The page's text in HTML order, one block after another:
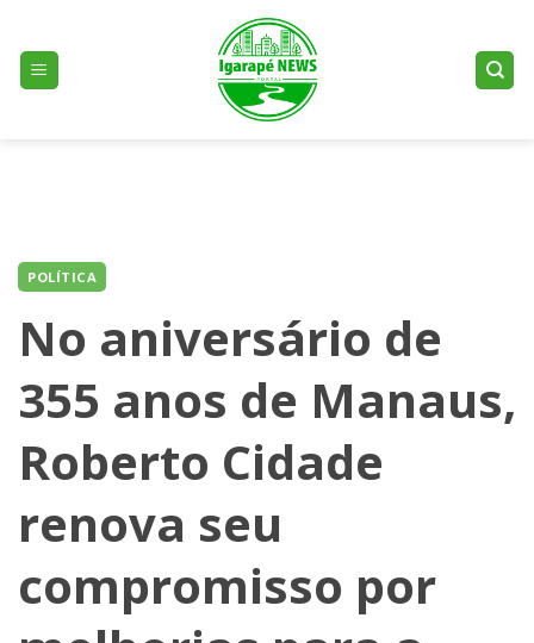
content
POLÍTICA
No aniversário de
355 anos de Manaus,
Roberto Cidade
renova seu
compromisso por